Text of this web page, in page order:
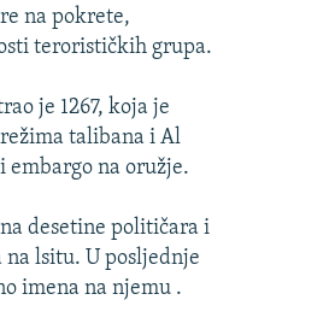
na pokrete,
terorističkih grupa.
je 1267, koja je
talibana i Al
na oružje.
desetine političara i
lsitu. U posljednje
imena na njemu .